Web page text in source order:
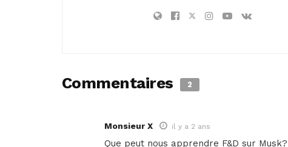
Commentaires 2
Monsieur X il y a 2 ans
Que peut nous apprendre F&D sur Musk?